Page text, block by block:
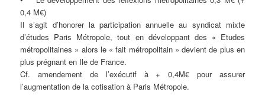
0,4 M€)
Il s’agit d’honorer la participation annuelle au syndicat mixte
d’études Paris Métropole, tout en développant des « Etudes
métropolitaines » alors le « fait métropolitain » devient de plus en
plus prégnant en Ile de France.
Cf. amendement de l’exécutif à + 0,4M€ pour assurer
l’augmentation de la cotisation à Paris Métropole.